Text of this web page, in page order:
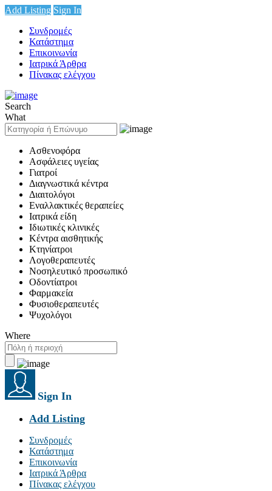
Add Listing Sign In
Συνδρομές
Κατάστημα
Επικοινωνία
Ιατρικά Άρθρα
Πίνακας ελέγχου
Search
What
Ασθενοφόρα
Ασφάλειες υγείας
Γιατροί
Διαγνωστικά κέντρα
Διαιτολόγοι
Εναλλακτικές θεραπείες
Ιατρικά είδη
Ιδιωτικές κλινικές
Κέντρα αισθητικής
Κτηνίατροι
Λογοθεραπευτές
Νοσηλευτικό προσωπικό
Οδοντίατροι
Φαρμακεία
Φυσιοθεραπευτές
Ψυχολόγοι
Where
Sign In
Add Listing
Συνδρομές
Κατάστημα
Επικοινωνία
Ιατρικά Άρθρα
Πίνακας ελέγχου